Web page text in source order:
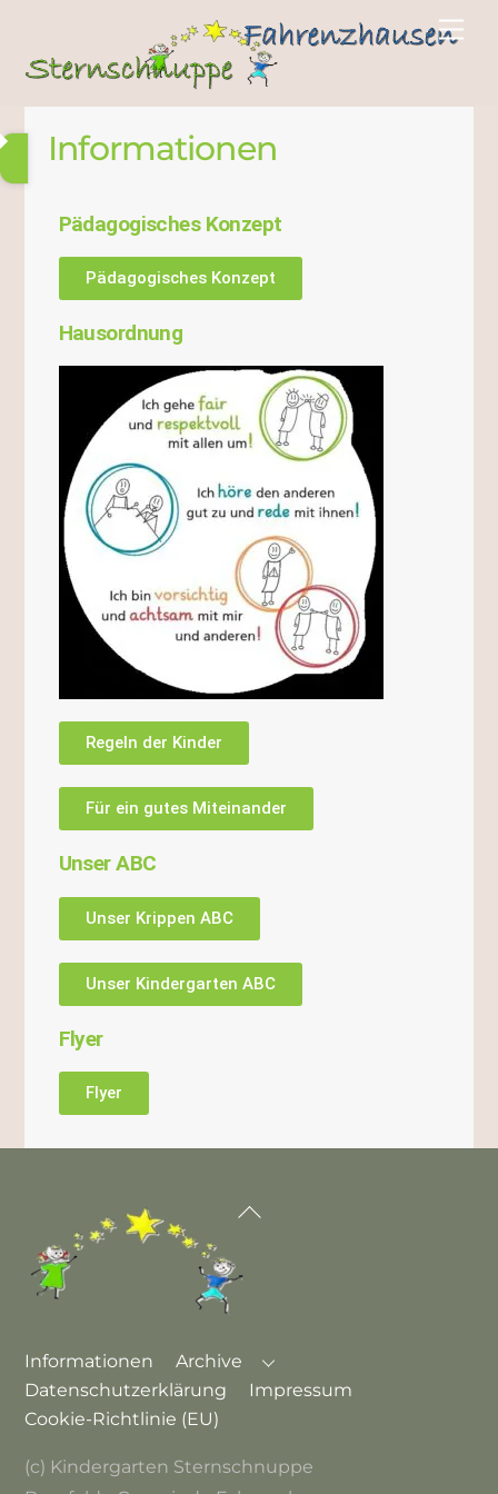
Informationen
Pädagogisches Konzept
Pädagogisches Konzept
Hausordnung
Regeln der Kinder
Für ein gutes Miteinander
Unser ABC
Unser Krippen ABC
Unser Kindergarten ABC
Flyer
Flyer
Informationen
Archive
Datenschutzerklärung
Impressum
Cookie-Richtlinie (EU)
(c) Kindergarten Sternschnuppe